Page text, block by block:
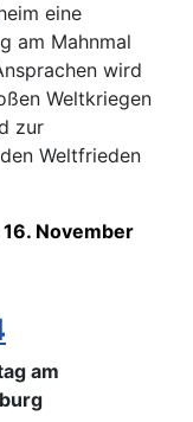
eine
am Mahnmal
wird
Weltkriegen
zur
Weltfrieden
November
am